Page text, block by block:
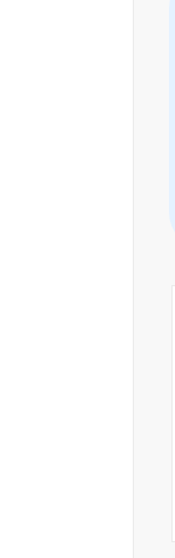
직
일
절
실
통
높
●
●
●